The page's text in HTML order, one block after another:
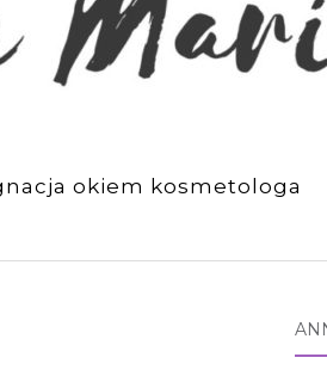
okiem kosmetologa